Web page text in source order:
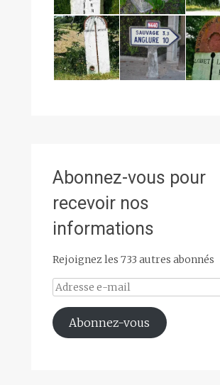
Abonnez-vous pour
recevoir nos
informations
Rejoignez les 733 autres abonnés
Adresse
e-
mail
Abonnez-vous